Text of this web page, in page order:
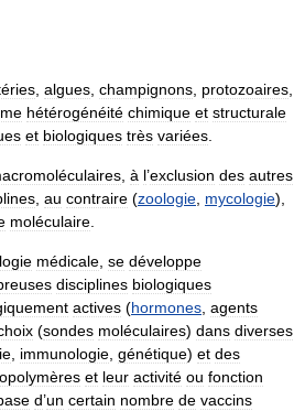
algues champignons protozoaires
hétérogénéité chimique et structurale
et biologiques très variées
à l’exclusion des autres
au contraire (zoologie mycologie),
moléculaire
médicale se développe
disciplines biologiques
actives (hormones agents
(sondes moléculaires) dans diverses
immunologie génétique) et des
et leur activité ou fonction
d’un certain nombre de vaccins